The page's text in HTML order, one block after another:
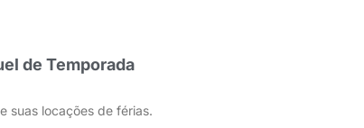
de Temporada
suas locações de férias.